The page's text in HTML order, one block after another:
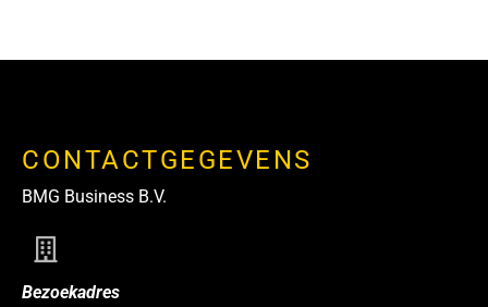
CONTACTGEGEVENS
BMG Business B.V.
Bezoekadres